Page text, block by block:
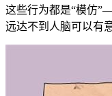
这些行为都是“模仿
远达不到人脑可以有